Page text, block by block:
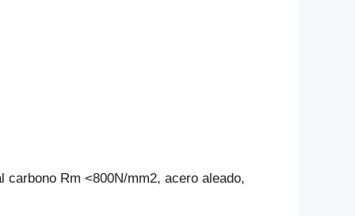
carbono Rm <800N/mm2, acero aleado,